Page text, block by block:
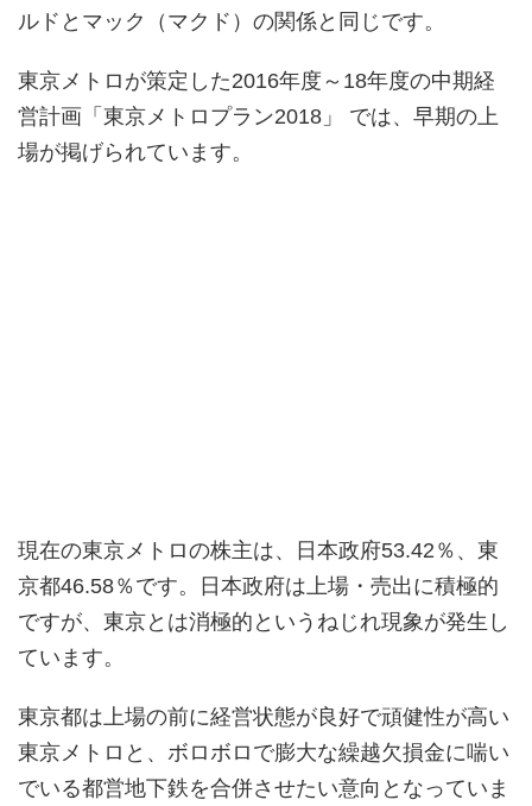
ルドとマック（マクド）の関係と同じです。
東京メトロが策定した2016年度～18年度の中期経
営計画「東京メトロプラン2018」 では、早期の上
場が掲げられています。
現在の東京メトロの株主は、日本政府53.42％、東
京都46.58％です。日本政府は上場・売出に積極的
ですが、東京とは消極的というねじれ現象が発生し
ています。
東京都は上場の前に経営状態が良好で頑健性が高い
東京メトロと、ボロボロで膨大な繰越欠損金に喘い
でいる都営地下鉄を合併させたい意向となっていま